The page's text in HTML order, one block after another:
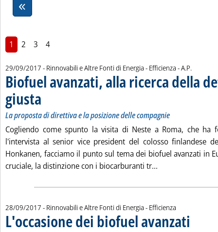
1 2 3 4
29/09/2017 - Rinnovabili e Altre Fonti di Energia - Efficienza -di:
A.P.
Biofuel avanzati, alla ricerca della
giusta
La proposta di direttiva e la posizione delle compagnie
Cogliendo come spunto la visita di Neste a Roma, che ha
l'intervista al senior vice president del colosso finlandese
Honkanen, facciamo il punto sul tema dei biofuel avanzati in
cruciale, la distinzione con i biocarburanti tr...
28/09/2017 - Rinnovabili e Altre Fonti di Energia - Efficienza
L'occasione dei biofuel avanzati